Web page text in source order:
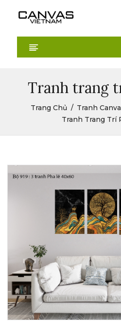
Tranh trang
Trang Chủ
Tranh
Tranh Trang Trí